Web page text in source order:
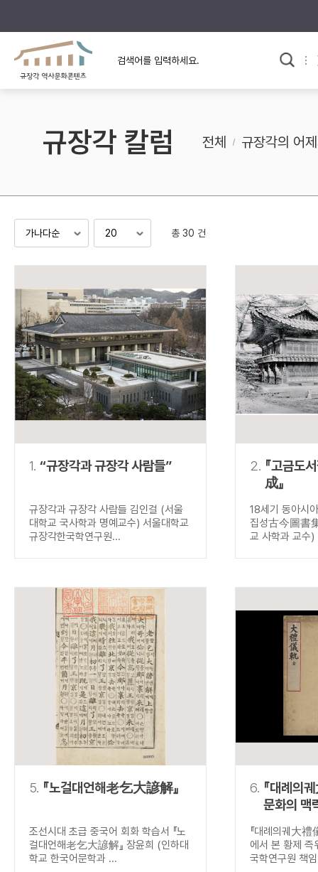
규장각의 어제와 오늘
규장각 소개영상
사료와 문학으로 본
고대
고려
조선 후기
검색 연산자 사용안내
연산자 사용 예
AND 정조 AND 정약용
“정조”와 “정약
색
OR 정조 OR 정약용 “정조” 또는 “정
NOT 정조 NOT 정약용
“정조”가 나온
동시에 여러 개의 연산자를 사용할 수 있습니다.
규장각 칼럼 전체 규장각의 어
총 30 건
1. “규장각과 규장각 사람들”
규장각과 규장각 사람들 김인걸 (서울
대학교 국사학과 명예교수) 서울대학교
규장각한국학연구원...
2. 『고금도
成』
18세기 동아시
집성古今圖書
교 사학과 교수)
5. 『노걸대언해老乞大諺解』
조선시대 초급 중국어 회화 학습서 『노
걸대언해老乞大諺解』 장윤희 (인하대
학교 한국어문학과 ...
6. 『대례의
문화의 맥
즉위식
『대례의궤大禮
에서 본 황제 즉
국학연구원 책